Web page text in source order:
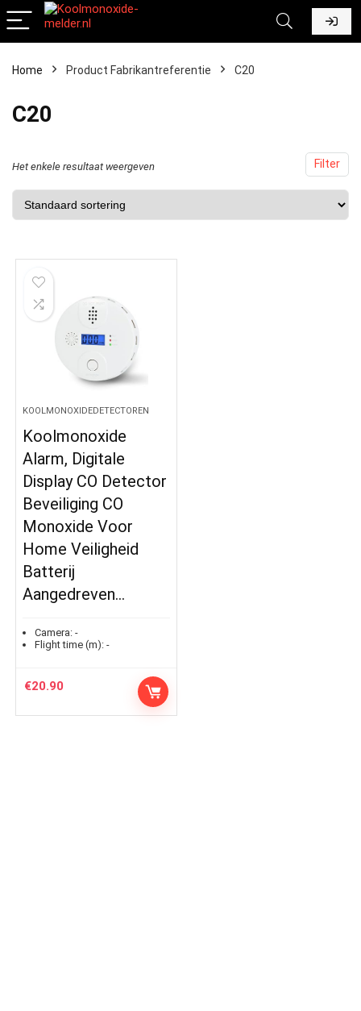
Home Product Fabrikantreferentie ‎C20
‎C20
Filter
Het enkele resultaat weergeven
KOOLMONOXIDEDETECTOREN
Koolmonoxide
Alarm, Digitale
Display CO Detector
Beveiliging CO
Monoxide Voor
Home Veiligheid
Batterij
Aangedreven…
Camera: -
Flight time (m): -
€20.90